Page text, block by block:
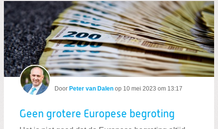
Door Peter van Dalen op 10 mei 2023 om 13:17
Geen grotere Europese begroting